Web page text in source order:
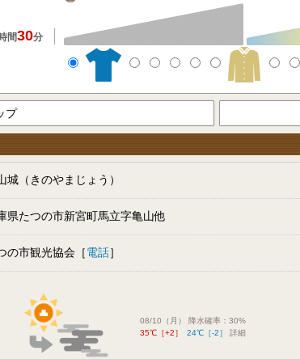
間30分
プ
城（きのやまじょう）
県たつの市新宮町馬立字亀山他
の市観光協会［電話］
08/10（月） 降水確率：30%
35℃［+2］
24℃［-2］ 詳細